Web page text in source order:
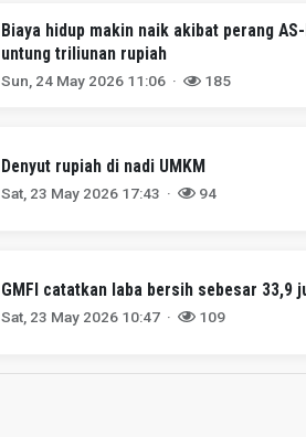
Biaya hidup makin naik akibat perang
untung triliunan rupiah
Sun, 24 May 2026 11:06 · 185
Denyut rupiah di nadi UMKM
Sat, 23 May 2026 17:43 · 94
GMFI catatkan laba bersih sebesar 33,9
Sat, 23 May 2026 10:47 · 109